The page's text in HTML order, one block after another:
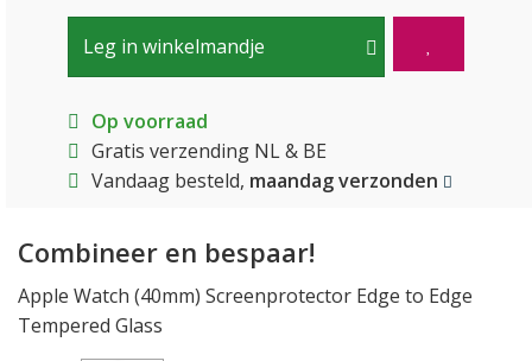
Leg in winkelmandje
Op voorraad
Gratis verzending NL & BE
Vandaag besteld, maandag verzonden
Combineer en bespaar!
Apple Watch (40mm) Screenprotector Edge to Edge
Tempered Glass